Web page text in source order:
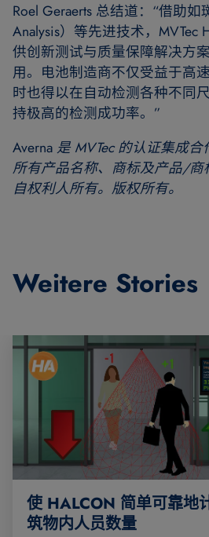
Roel Geraerts 总结道：“借助
Analysis）等先进技术，MVTec
供创新测试与质量保障解决方
用。电池制造商不仅受益于高
时也得以在自动检测各种不同
持极高的检测成功率。”
Averna是MVTec 的认证集成合
所有产品名称、商标及产品/商
自权利人所有。版权所有。
Weitere Stories
使 HALCON 简单可靠地
筑物内人员数量